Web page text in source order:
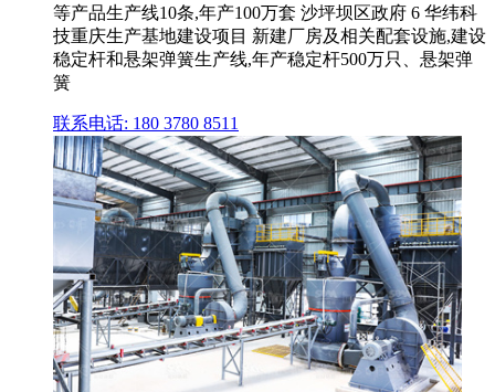
等产品生产线10条,年产100万套 沙坪坝区政府 6 华纬科
技重庆生产基地建设项目 新建厂房及相关配套设施,建设
稳定杆和悬架弹簧生产线,年产稳定杆500万只、悬架弹
簧
联系电话: 180 3780 8511